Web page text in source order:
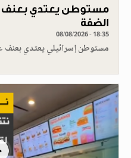
مستوطن يعتدي بعنف
الضفة
08/08/2026 - 18:35
مستوطن إسرائيلي يعتدي